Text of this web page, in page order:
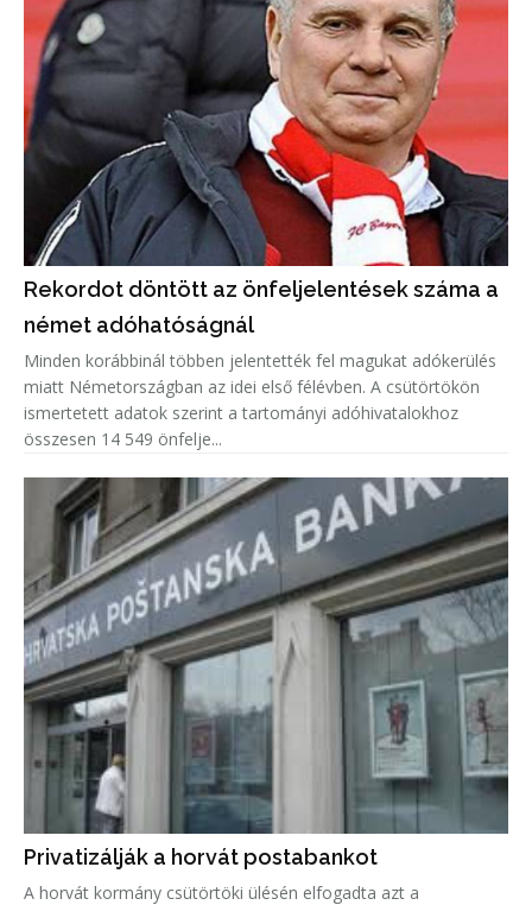
Rekordot döntött az önfeljelentések száma a
német adóhatóságnál
Minden korábbinál többen jelentették fel magukat adókerülés
miatt Németországban az idei első félévben. A csütörtökön
ismertetett adatok szerint a tartományi adóhivatalokhoz
összesen 14 549 önfelje...
Privatizálják a horvát postabankot
A horvát kormány csütörtöki ülésén elfogadta azt a